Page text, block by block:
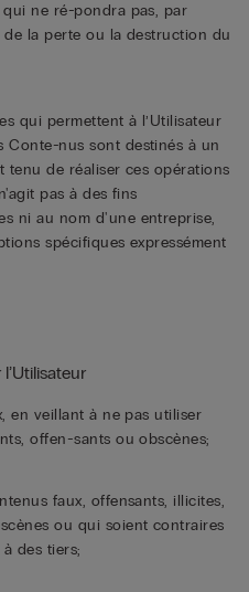
ne ré-pondra pas, par
de la perte ou la destruction du
qui permettent à l’Utilisateur
Conte-nus sont destinés à un
tenu de réaliser ces opérations
pas à des fins
ni au nom d'une entreprise,
spécifiques expressément
en veillant à ne pas utiliser
offen-sants ou obscènes;
faux, offensants, illicites,
ou qui soient contraires
des tiers;